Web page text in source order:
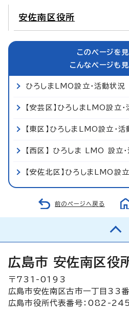
安佐南区役所
このページを
こんなページも
ひろしまLMO設立・活動状況
【安芸区】ひろしまLMO設立・
【東区】ひろしまLMO設立・活
【西区】 ひろしま LMO 設立
【安佐北区】ひろしまLMO設
前のページへ戻る
広島市 安佐南区役
〒731-0193
広島市安佐南区古市一丁目33
広島市役所代表番号：082-